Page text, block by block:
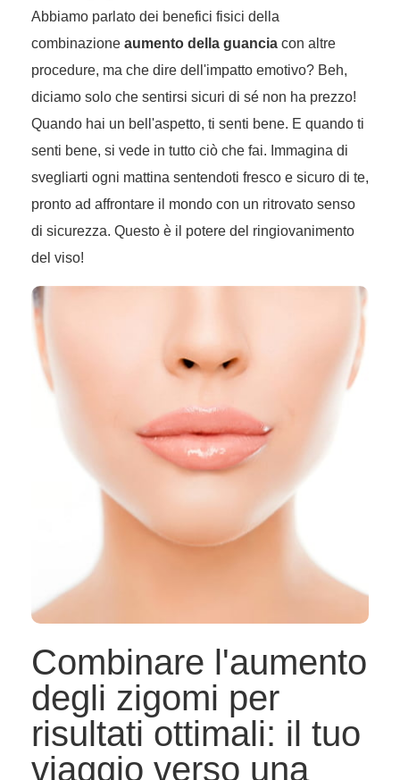
Abbiamo parlato dei benefici fisici della
combinazione aumento della guancia con altre
procedure, ma che dire dell'impatto emotivo? Beh,
diciamo solo che sentirsi sicuri di sé non ha prezzo!
Quando hai un bell'aspetto, ti senti bene. E quando ti
senti bene, si vede in tutto ciò che fai. Immagina di
svegliarti ogni mattina sentendoti fresco e sicuro di te,
pronto ad affrontare il mondo con un ritrovato senso
di sicurezza. Questo è il potere del ringiovanimento
del viso!
Combinare l'aumento
degli zigomi per
risultati ottimali: il tuo
viaggio verso una